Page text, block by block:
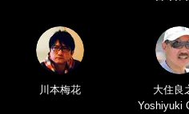
川本梅花
大住良
Yoshiyuki